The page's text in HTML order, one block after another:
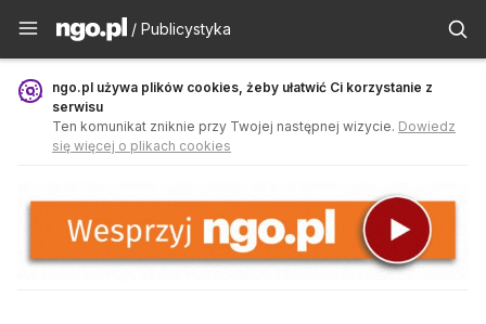
Publicystyka - ngo.pl
/ Publicystyka
ngo.pl używa plików cookies, żeby ułatwić Ci korzystanie z
serwisu
Ten komunikat zniknie przy Twojej następnej wizycie. Dowiedz
się więcej o plikach cookies